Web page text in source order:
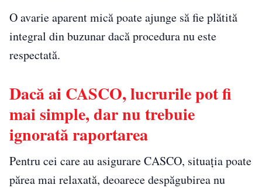
O avarie aparent mică poate ajunge să fie plătită
integral din buzunar dacă procedura nu este
respectată.
Dacă ai CASCO, lucrurile pot fi
mai simple, dar nu trebuie
ignorată raportarea
Pentru cei care au asigurare CASCO, situația poate
părea mai relaxată, deoarece despăgubirea nu